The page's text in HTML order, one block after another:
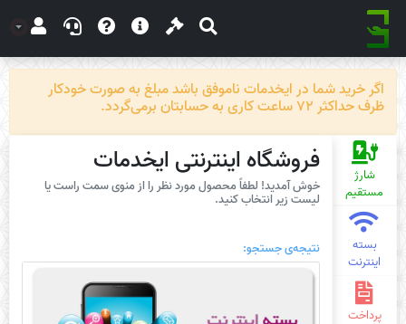
اگر خرید شما در ایخدمات ناموفق باشد مبلغ به صورت خودکار
ظرف حداکثر 72 ساعت کاری به حسابتان برمی‌گردد.
شارژ
مستقیم
بسته
اینترنت
پرداخت
فروشگاه اینترنتی ایخدمات
خوش آمدید! لطفاً محصول مورد نظر را از منوی سمت راست یا
لیست زیر انتخاب کنید.
نتیجه‌ی جستجو: